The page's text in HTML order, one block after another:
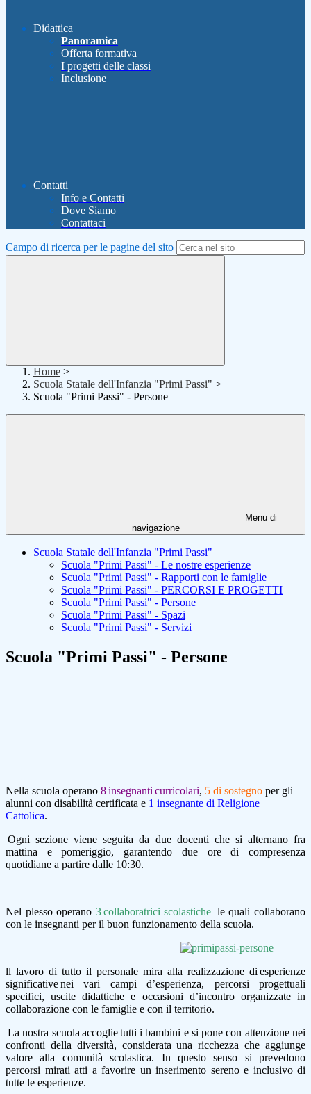
Didattica
Panoramica
Offerta formativa
I progetti delle classi
Inclusione
Contatti
Info e Contatti
Dove Siamo
Contattaci
Campo di ricerca per le pagine del sito
Home >
Scuola Statale dell'Infanzia "Primi Passi" >
Scuola "Primi Passi" - Persone
Menu di
navigazione
Scuola Statale dell'Infanzia "Primi Passi"
Scuola "Primi Passi" - Le nostre esperienze
Scuola "Primi Passi" - Rapporti con le famiglie
Scuola "Primi Passi" - PERCORSI E PROGETTI
Scuola "Primi Passi" - Persone
Scuola "Primi Passi" - Spazi
Scuola "Primi Passi" - Servizi
Scuola "Primi Passi" - Persone
Nella scuola operano 8 insegnanti curricolari, 5 di sostegno per gli
alunni con disabilità certificata e 1 insegnante di Religione
Cattolica.
Ogni sezione viene seguita da due docenti che si alternano fra
mattina e pomeriggio, garantendo due ore di compresenza
quotidiane a partire dalle 10:30.
Nel plesso operano 3 collaboratrici scolastiche lequali collaborano
con le insegnanti per il buon funzionamento della scuola.
ll lavoro di tutto il personale mira alla realizzazione di esperienze
significative nei vari campi d’esperienza, percorsi progettuali
specifici, uscite didattiche e occasioni d’incontro organizzate in
collaborazione con le famiglie e con il territorio.
La nostra scuola accoglie tutti i bambini e si pone con attenzione nei
confronti della diversità, considerata una ricchezza che aggiunge
valore alla comunità scolastica. In questo senso si prevedono
percorsi mirati atti a favorire un inserimento sereno e inclusivo di
tutte le esperienze.